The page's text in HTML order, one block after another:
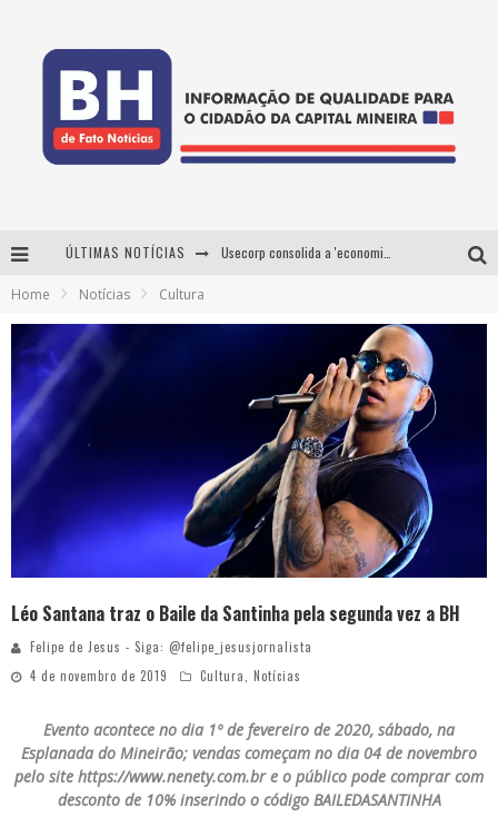
ÚLTIMAS NOTÍCIAS
De BH para o mundo: conheça a stylist mineira por trás de turnês e campanhas globais
Projeta Cultura abre inscrições gratuitas em Conselheiro Lafaiete para oficinas de elaboração de projetos culturais e inteligência artificial
Home Notícias Cultura
Léo Santana traz o Baile da Santinha pela segunda vez a BH
Felipe de Jesus - Siga: @felipe_jesusjornalista
4 de novembro de 2019
Cultura, Notícias
Evento acontece no dia 1º de fevereiro de 2020, sábado, na
Esplanada do Mineirão; vendas começam no dia 04 de novembro
pelo site https://www.nenety.com.br e o público pode comprar com
desconto de 10% inserindo o código BAILEDASANTINHA